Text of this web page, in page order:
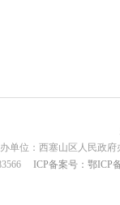
单位：西塞山区人民政
ICP备案号：鄂ICP